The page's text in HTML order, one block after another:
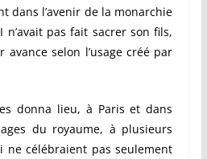
dans l’avenir de la monarchie
n’avait pas fait sacrer son fils,
selon l’usage créé par
donna lieu, à Paris et dans
du royaume, à plusieurs
ne célébraient pas seulement